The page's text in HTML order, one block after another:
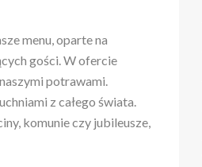
menu, oparte na
gości. W ofercie
potrawami.
z całego świata.
komunie czy jubileusze,